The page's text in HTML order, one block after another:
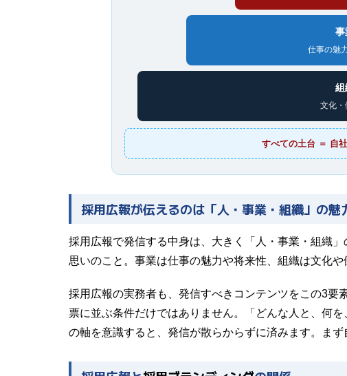
事
仕事の魅
組
文化・
すべての土台 ＝ 自
採用広報が伝えるのは「人・事業・組織」の魅
採用広報で発信する中身は、大きく「人・事業・組織
思いのこと。事業は仕事の魅力や将来性、組織は文化や
採用広報の実務者も、発信すべきコンテンツをこの3要
票に並ぶ条件だけではありません。「どんな人と、何
の軸を意識すると、発信が散らからずに済みます。ま